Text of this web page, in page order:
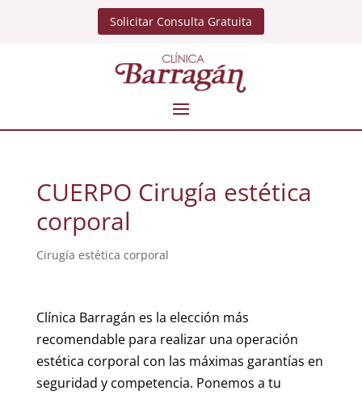
Solicitar Consulta Gratuita
CUERPO Cirugía estética
corporal
Cirugía estética corporal
Clínica Barragán es la elección más
recomendable para realizar una operación
estética corporal con las máximas garantías en
seguridad y competencia. Ponemos a tu